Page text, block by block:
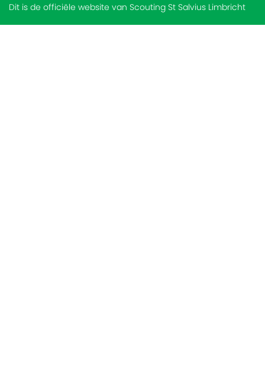
Dit is de officiële website van Scouting St Salvius Limbricht